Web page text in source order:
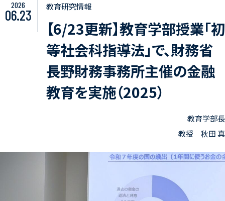
2026
06.23
教育研究情報
【6/23更新】教育学部授業「初
等社会科指導法」で、財務省
長野財務事務所主催の金融
教育を実施（2025）
教育学部長
教授 秋田 真